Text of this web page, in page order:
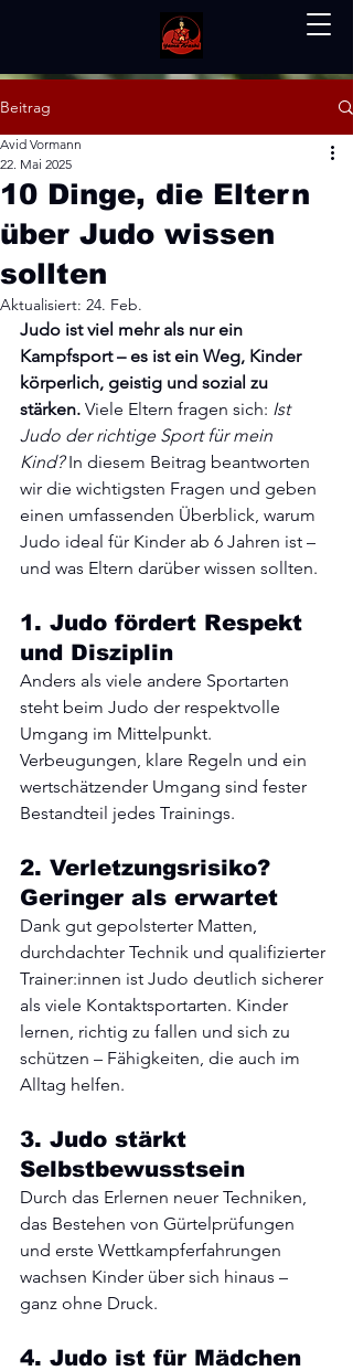
Beitrag
10 Dinge, die Eltern
über Judo wissen
sollten
Avid Vormann
22. Mai 2025
Aktualisiert: 24. Feb.
Judo ist viel mehr als nur ein
Kampfsport – es ist ein Weg, Kinder
körperlich, geistig und sozial zu
stärken. Viele Eltern fragen sich: Ist
Judo der richtige Sport für mein
Kind? In diesem Beitrag beantworten
wir die wichtigsten Fragen und geben
einen umfassenden Überblick, warum
Judo ideal für Kinder ab 6 Jahren ist –
und was Eltern darüber wissen sollten.
1. Judo fördert Respekt
und Disziplin
Anders als viele andere Sportarten
steht beim Judo der respektvolle
Umgang im Mittelpunkt.
Verbeugungen, klare Regeln und ein
wertschätzender Umgang sind fester
Bestandteil jedes Trainings.
2. Verletzungsrisiko?
Geringer als erwartet
Dank gut gepolsterter Matten,
durchdachter Technik und qualifizierter
Trainer:innen ist Judo deutlich sicherer
als viele Kontaktsportarten. Kinder
lernen, richtig zu fallen und sich zu
schützen – Fähigkeiten, die auch im
Alltag helfen.
3. Judo stärkt
Selbstbewusstsein
Durch das Erlernen neuer Techniken,
das Bestehen von Gürtelprüfungen
und erste Wettkampferfahrungen
wachsen Kinder über sich hinaus –
ganz ohne Druck.
4. Judo ist für Mädchen